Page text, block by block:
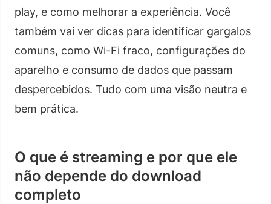
play, e como melhorar a experiência. Você
também vai ver dicas para identificar gargalos
comuns, como Wi-Fi fraco, configurações do
aparelho e consumo de dados que passam
despercebidos. Tudo com uma visão neutra e
bem prática.
O que é streaming e por que ele
não depende do download
completo